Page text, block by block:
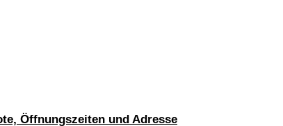
Öffnungszeiten und Adresse